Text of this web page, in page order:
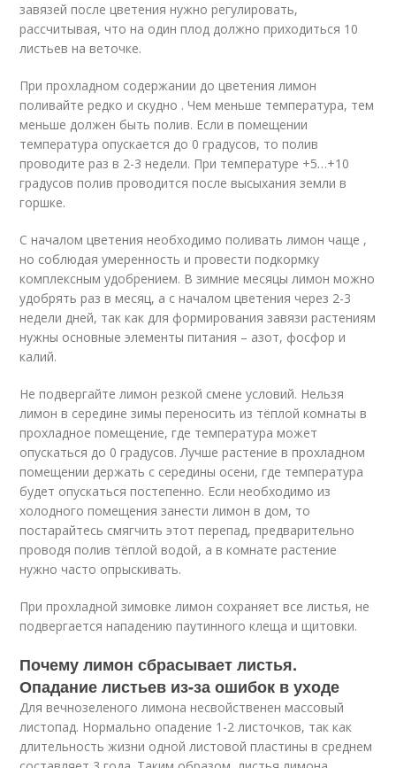
завязей после цветения нужно регулировать,
рассчитывая, что на один плод должно приходиться 10
листьев на веточке.
При прохладном содержании до цветения лимон
поливайте редко и скудно . Чем меньше температура, тем
меньше должен быть полив. Если в помещении
температура опускается до 0 градусов, то полив
проводите раз в 2-3 недели. При температуре +5…+10
градусов полив проводится после высыхания земли в
горшке.
С началом цветения необходимо поливать лимон чаще ,
но соблюдая умеренность и провести подкормку
комплексным удобрением. В зимние месяцы лимон можно
удобрять раз в месяц, а с началом цветения через 2-3
недели дней, так как для формирования завязи растениям
нужны основные элементы питания – азот, фосфор и
калий.
Не подвергайте лимон резкой смене условий. Нельзя
лимон в середине зимы переносить из тёплой комнаты в
прохладное помещение, где температура может
опускаться до 0 градусов. Лучше растение в прохладном
помещении держать с середины осени, где температура
будет опускаться постепенно. Если необходимо из
холодного помещения занести лимон в дом, то
постарайтесь смягчить этот перепад, предварительно
проводя полив тёплой водой, а в комнате растение
нужно часто опрыскивать.
При прохладной зимовке лимон сохраняет все листья, не
подвергается нападению паутинного клеща и щитовки.
Почему лимон сбрасывает листья.
Опадание листьев из-за ошибок в уходе
Для вечнозеленого лимона несвойственен массовый
листопад. Нормально опадение 1-2 листочков, так как
длительность жизни одной листовой пластины в среднем